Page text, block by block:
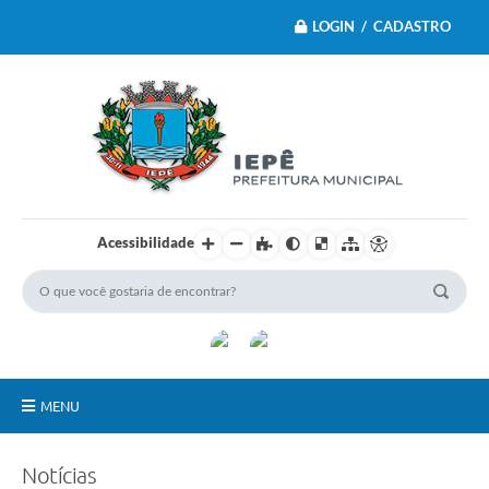
LOGIN / CADASTRO
Acessibilidade
MENU
Notícias